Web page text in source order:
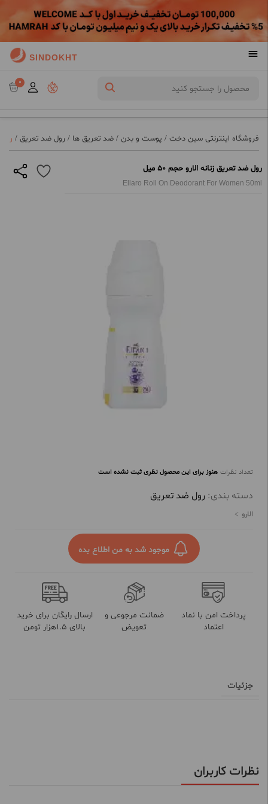
SINDOKHT
0
فروشگاه اینترنتی سین دخت / پوست و بدن / ضد تعریق ها / رول ضد تعریق / رول
رول ضد تعریق زنانه الارو حجم 50 میل
Ellaro Roll On Deodorant For Women 50ml
تعداد نظرات هنوز برای این محصول نظری ثبت نشده است
دسته بندی: رول ضد تعریق
الارو
موجود شد به من اطلاع بده
پرداخت امن با نماد
اعتماد
ضمانت مرجوعی و
تعویض
ارسال رایگان برای خرید
بالای 1.5هزار تومن
جزئیات
نظرات کاربران